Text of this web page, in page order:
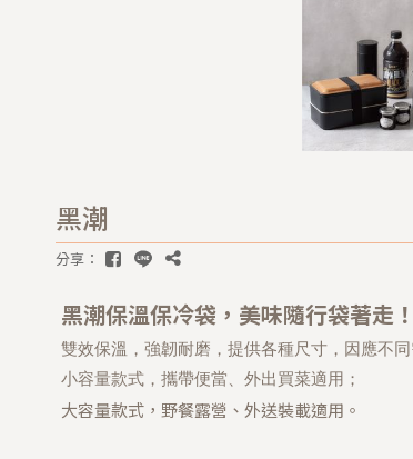
黑潮
分享：
黑潮保溫保冷袋，美味隨行袋著走！
雙效保溫，強韌耐磨，提供各種尺寸，因應不同
小容量款式，攜帶便當、外出買菜適用；
大容量款式，野餐露營、外送裝載適用。